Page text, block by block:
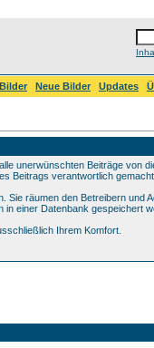
Neue Bilder Updates
unerwünschten Beiträge von
Beitrags verantwortlich gemacht
räumen den Betreibern und
einer Datenbank gespeichert
Ihrem Komfort.